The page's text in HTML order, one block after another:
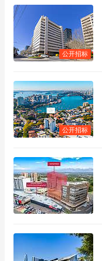
公开招标
公开招标